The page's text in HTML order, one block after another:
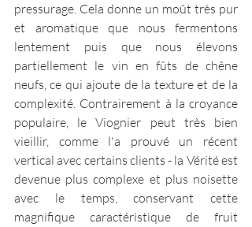
pressurage. Cela donne un moût très pur
et aromatique que nous fermentons
lentement puis que nous élevons
partiellement le vin en fûts de chêne
neufs, ce qui ajoute de la texture et de la
complexité. Contrairement à la croyance
populaire, le Viognier peut très bien
vieillir, comme l'a prouvé un récent
vertical avec certains clients - la Vérité est
devenue plus complexe et plus noisette
avec le temps, conservant cette
magnifique caractéristique de fruit